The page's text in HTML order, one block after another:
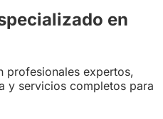
en
profesionales expertos,
y servicios completos para